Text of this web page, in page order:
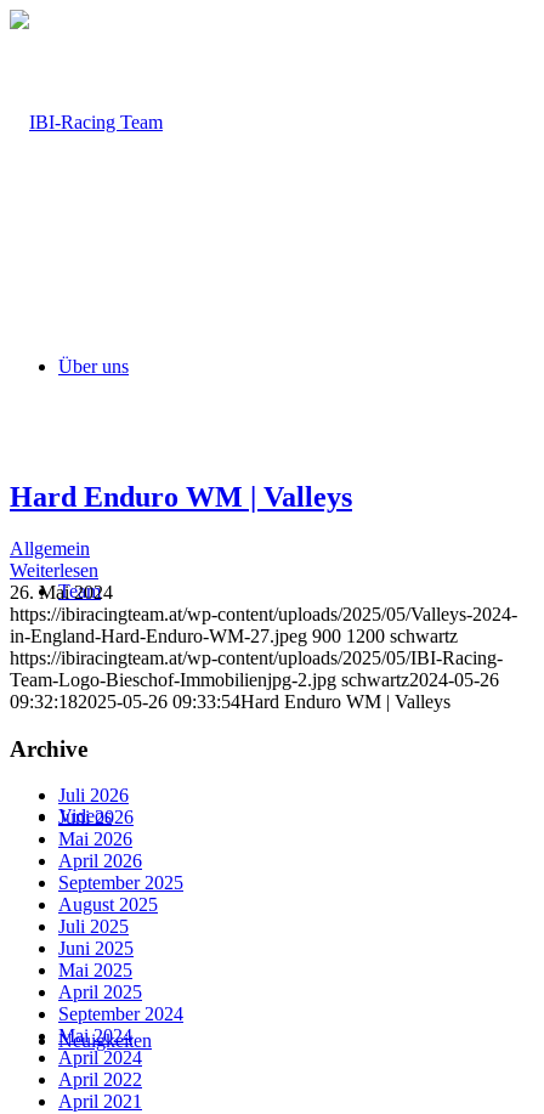
Über uns
Team
Videos
Neuigkeiten
Hard Enduro WM | Valleys
Allgemein
Weiterlesen
26. Mai 2024
https://ibiracingteam.at/wp-content/uploads/2025/05/Valleys-2024-
in-England-Hard-Enduro-WM-27.jpeg 900 1200 schwartz
https://ibiracingteam.at/wp-content/uploads/2025/05/IBI-Racing-
Team-Logo-Bieschof-Immobilienjpg-2.jpg schwartz2024-05-26
09:32:182025-05-26 09:33:54Hard Enduro WM | Valleys
Archive
Juli 2026
Juni 2026
Mai 2026
April 2026
September 2025
August 2025
Juli 2025
Juni 2025
Mai 2025
April 2025
September 2024
Mai 2024
April 2024
April 2022
April 2021